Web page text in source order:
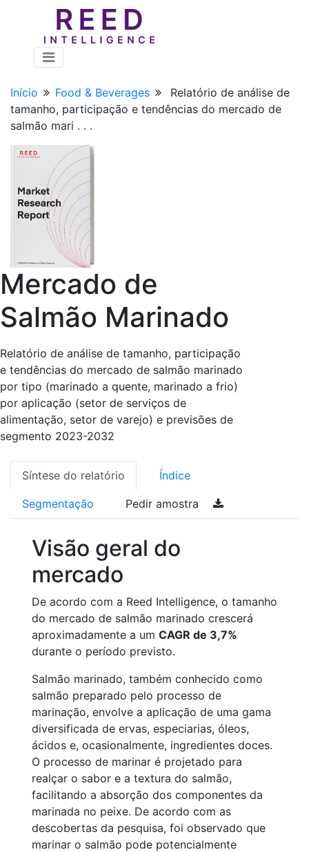
Início Food & Beverages
Relatório de análise de
tamanho, participação e tendências do mercado de
salmão mari . . .
Mercado de
Salmão Marinado
Relatório de análise de tamanho, participação
e tendências do mercado de salmão marinado
por tipo (marinado a quente, marinado a frio)
por aplicação (setor de serviços de
alimentação, setor de varejo) e previsões de
segmento 2023-2032
Síntese do relatório Índice
Segmentação Pedir amostra
Visão geral do
mercado
De acordo com a Reed Intelligence, o tamanho
do mercado de salmão marinado crescerá
aproximadamente a um CAGR de 3,7%
durante o período previsto.
Salmão marinado, também conhecido como
salmão preparado pelo processo de
marinação, envolve a aplicação de uma gama
diversificada de ervas, especiarias, óleos,
ácidos e, ocasionalmente, ingredientes doces.
O processo de marinar é projetado para
realçar o sabor e a textura do salmão,
facilitando a absorção dos componentes da
marinada no peixe. De acordo com as
descobertas da pesquisa, foi observado que
marinar o salmão pode potencialmente